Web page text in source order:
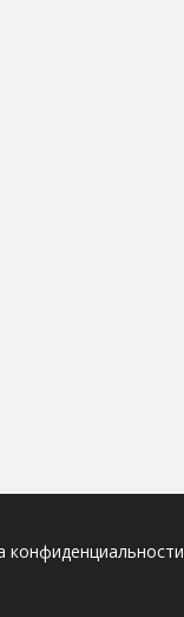
конфиденциальности